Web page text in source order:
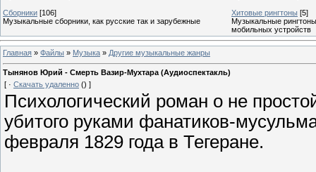
Сборники [106]
Музыкальные сборники, как русские так и зарубежные
Хитовые рингтоны [5]
Музыкальные
мобильных устройств
Главная » Файлы » Музыка » Другие музыкальные жанры
Тынянов Юрий - Смерть Вазир-Мухтара (Аудиоспектакль)
[ · Скачать удаленно () ]
Психологический роман о не
убитого руками фанатиков-
февраля 1829 года в Тегеране.